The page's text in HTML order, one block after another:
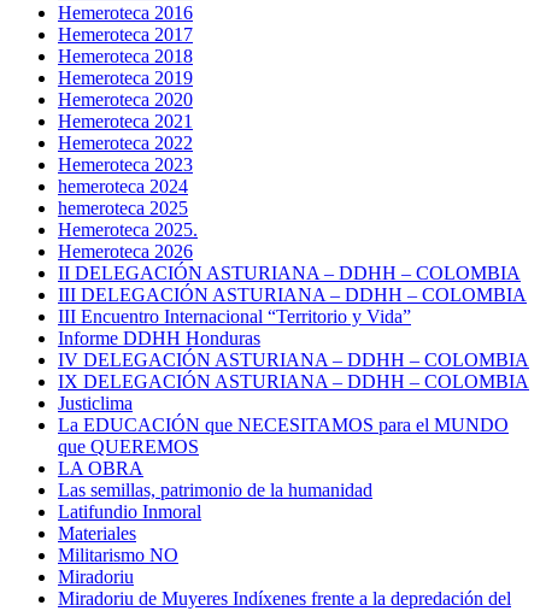
Hemeroteca 2016
Hemeroteca 2017
Hemeroteca 2018
Hemeroteca 2019
Hemeroteca 2020
Hemeroteca 2021
Hemeroteca 2022
Hemeroteca 2023
hemeroteca 2024
hemeroteca 2025
Hemeroteca 2025.
Hemeroteca 2026
II DELEGACIÓN ASTURIANA – DDHH – COLOMBIA
III DELEGACIÓN ASTURIANA – DDHH – COLOMBIA
III Encuentro Internacional “Territorio y Vida”
Informe DDHH Honduras
IV DELEGACIÓN ASTURIANA – DDHH – COLOMBIA
IX DELEGACIÓN ASTURIANA – DDHH – COLOMBIA
Justiclima
La EDUCACIÓN que NECESITAMOS para el MUNDO
que QUEREMOS
LA OBRA
Las semillas, patrimonio de la humanidad
Latifundio Inmoral
Materiales
Militarismo NO
Miradoriu
Miradoriu de Muyeres Indíxenes frente a la depredación del